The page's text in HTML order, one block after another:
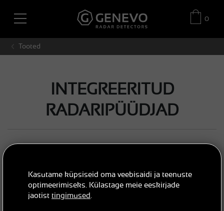
Kasutame küpsiseid oma veebisaidi ja teenuste
optimeerimiseks. Külastage meie eeskirjade
jaotist tingimused
0
Tooted
INTEGREERITUD
RADARIPÜÜDJAD